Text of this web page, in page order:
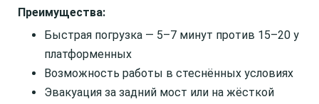
Преимущества:
Быстрая погрузка — 5–7 минут против 15–20 у
платформенных
Возможность работы в стеснённых условиях
Эвакуация за задний мост или на жёсткой